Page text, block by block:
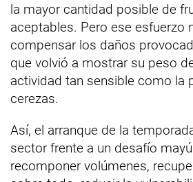
la mayor cantidad posible de
aceptables. Pero ese esfuerzo
compensar los daños
que volvió a mostrar su peso
actividad tan sensible como la
cerezas.
Así, el arranque de la
sector frente a un desafío
recomponer volúmenes,